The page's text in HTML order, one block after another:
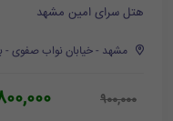
هتل سرای امین مشهد
مشهد - خیابان نواب صفوی -
900,000